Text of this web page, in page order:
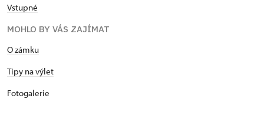
Vstupné
MOHLO BY VÁS ZAJÍMAT
O zámku
Tipy na výlet
Fotogalerie